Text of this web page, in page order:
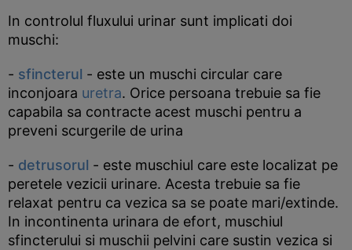
In controlul fluxului urinar sunt implicati doi
muschi:
- sfincterul - este un muschi circular care
inconjoara uretra. Orice persoana trebuie sa fie
capabila sa contracte acest muschi pentru a
preveni scurgerile de urina
- detrusorul - este muschiul care este localizat pe
peretele vezicii urinare. Acesta trebuie sa fie
relaxat pentru ca vezica sa se poate mari/extinde.
In incontinenta urinara de efort, muschiul
sfincterului si muschii pelvini care sustin vezica si